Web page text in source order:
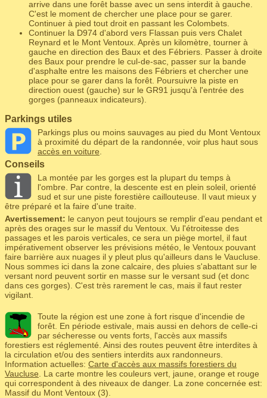
arrive dans une forêt basse avec un sens interdit à gauche.
C'est le moment de chercher une place pour se garer.
Continuer à pied tout droit en passant les Colombets.
Continuer la D974 d'abord vers Flassan puis vers Chalet
Reynard et le Mont Ventoux. Après un kilomètre, tourner à
gauche en direction des Baux et des Fébriers. Passer à droite
des Baux pour prendre le cul-de-sac, passer sur la bande
d'asphalte entre les maisons des Fébriers et chercher une
place pour se garer dans la forêt. Poursuivre la piste en
direction ouest (gauche) sur le GR91 jusqu'à l'entrée des
gorges (panneaux indicateurs).
Parkings utiles
Parkings plus ou moins sauvages au pied du Mont Ventoux
à proximité du départ de la randonnée, voir plus haut sous
accès en voiture
Conseils
La montée par les gorges est la plupart du temps à
l'ombre. Par contre, la descente est en plein soleil, orienté
sud et sur une piste forestière caillouteuse. Il vaut mieux y
être préparé et la faire d'une traite.
Avertissement: le canyon peut toujours se remplir d'eau pendant et
après des orages sur le massif du Ventoux. Vu l'étroitesse des
passages et les parois verticales, ce sera un piège mortel, il faut
impérativement observer les prévisions météo, le Ventoux pouvant
faire barrière aux nuages il y pleut plus qu'ailleurs dans le Vaucluse.
Nous sommes ici dans la zone calcaire, des pluies s'abattant sur le
versant nord peuvent sortir en masse sur le versant sud (et donc
dans ces gorges). C'est très rarement le cas, mais il faut rester
vigilant.
Toute la région est une zone à fort risque d'incendie de
forêt. En période estivale, mais aussi en dehors de celle-ci
par sécheresse ou vents forts, l'accès aux massifs
forestiers est réglementé. Ainsi des routes peuvent être interdites à
la circulation et/ou des sentiers interdits aux randonneurs.
Information actuelles: Carte d'accès aux massifs forestiers du
Vaucluse . La carte montre les couleurs vert, jaune, orange et rouge
qui correspondent à des niveaux de danger. La zone concernée est:
Massif du Mont Ventoux (3).